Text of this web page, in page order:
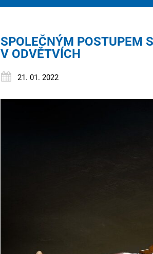
SPOLEČNÝM POSTUPEM
V ODVĚTVÍCH
21. 01. 2022